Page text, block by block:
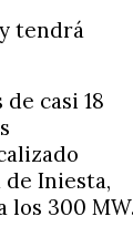
tendrá
casi 18
Iniesta,
los 300 MW.